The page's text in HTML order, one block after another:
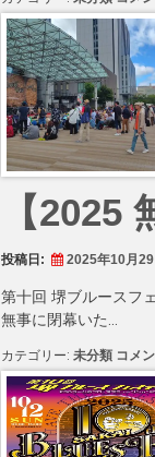
会
場
お
忘
れ
物
2025
に
【2025
投稿日: 2025年10月29
第十回 堺ブルースフ
無事に閉幕いた…
カテゴリー: 未分類 【2025
無
事
閉
幕
し
コメ